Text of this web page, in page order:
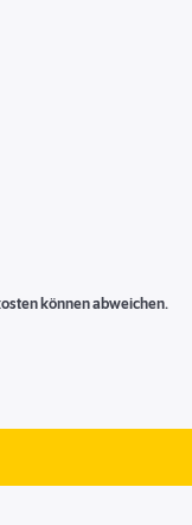
können abweichen.